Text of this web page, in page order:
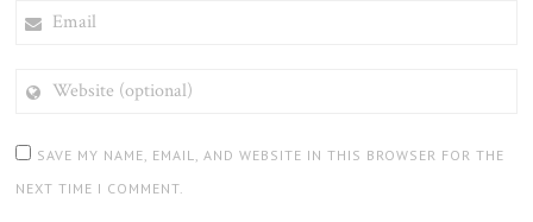
(OPTIONAL)
SAVE MY NAME, EMAIL, AND WEBSITE IN THIS BROWSER FOR THE
NEXT TIME I COMMENT.